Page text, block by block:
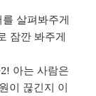
살펴봐주게
잠깐 봐주게
아는 사람은
이 끊긴지 이